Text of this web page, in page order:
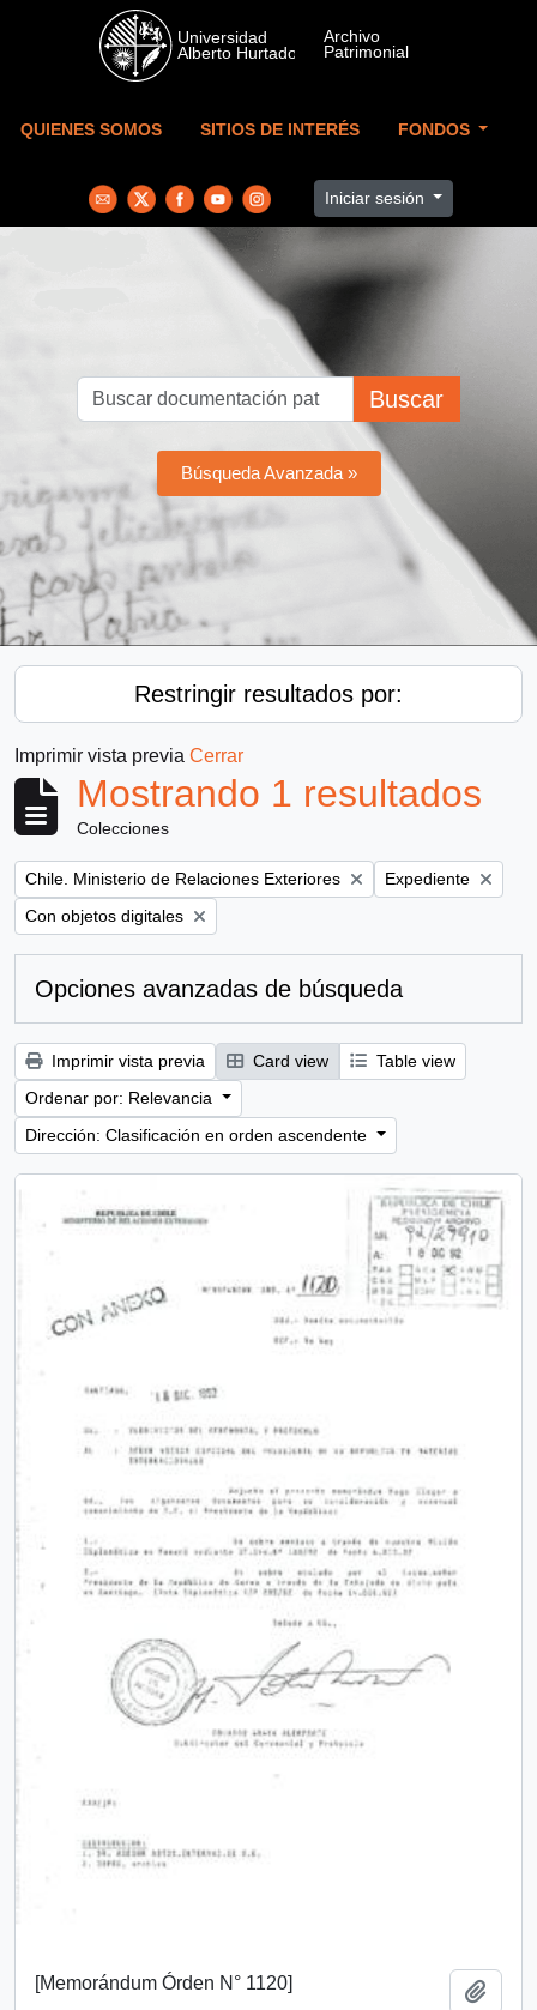
Skip to main content
QUIENES SOMOS SITIOS DE INTERÉS FONDOS
Iniciar sesión
Buscar
Búsqueda Avanzada »
Restringir resultados por:
Imprimir vista previa Cerrar
Mostrando 1 resultados
Colecciones
Remove filter:
Chile. Ministerio de Relaciones Exteriores Remove filter:
Expediente
Remove filter:
Con objetos digitales
Opciones avanzadas de búsqueda
Imprimir vista previa Card view
Table view
Ordenar por: Relevancia
Dirección: Clasificación en orden ascendente
[Memorándum Órden N° 1120]